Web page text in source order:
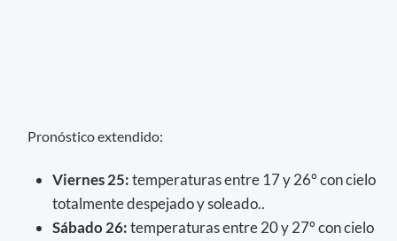
Pronóstico extendido:
Viernes 25:temperaturas entre 17 y 26° con cielo
totalmente despejado y soleado..
Sábado26:temperaturas entre 20 y 27° con cielo